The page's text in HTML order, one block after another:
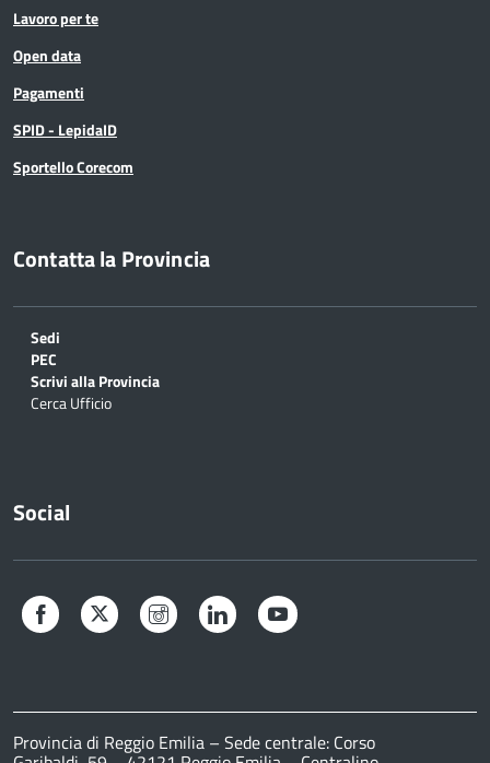
Lavoro per te
Open data
Pagamenti
SPID - LepidaID
Sportello Corecom
Contatta la Provincia
Sedi
PEC
Scrivi alla Provincia
Cerca Ufficio
Social
Facebook Twitter Instagram LinkedIn
Provincia di Reggio Emilia – Sede centrale: Corso